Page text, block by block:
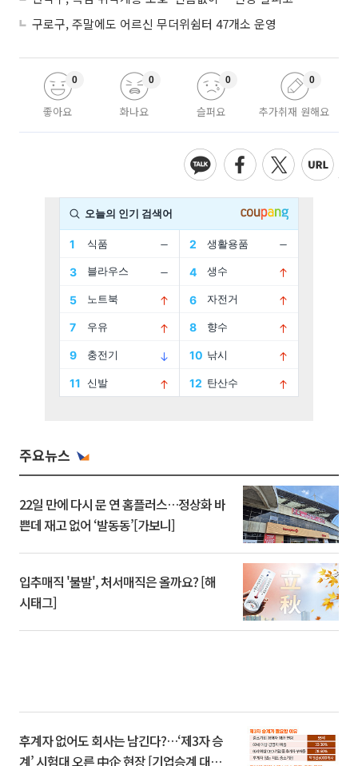
구로구, 주말에도 어르신 무더위쉼터 47개소 운영
좋아요
0
화나요
0
슬퍼요
0
추가취재 원해요
0
주요뉴스
22일 만에 다시 문 연 홈플러스…정상화 바
쁜데 재고 없어 ‘발동동’[가보니]
입추매직 '불발', 처서매직은 올까요? [해
시태그]
후계자 없어도 회사는 남긴다?…‘제3자 승
계’ 시험대 오른 中企 현장 [기업승계 대전